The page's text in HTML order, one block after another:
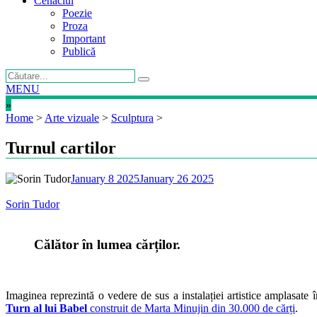
Poezie
Proza
Important
Publică
MENU
»
Home > Arte vizuale > Sculptura >
Turnul cartilor
January 8 2025January 26 2025
Sorin Tudor
Călător în lumea cărților.
Imaginea reprezintă o vedere de sus a instalației artistice
Turn al lui Babel construit de Marta Minujin din 30.000 de cărți.